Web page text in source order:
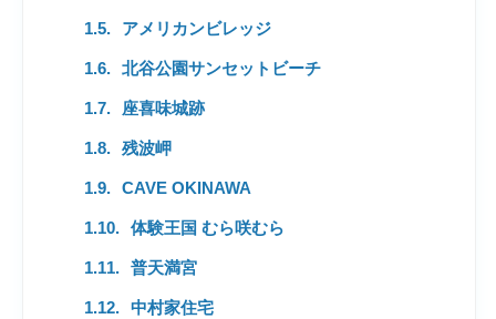
アメリカンビレッジ
北谷公園サンセットビーチ
座喜味城跡
残波岬
CAVE OKINAWA
体験王国 むら咲むら
普天満宮
中村家住宅